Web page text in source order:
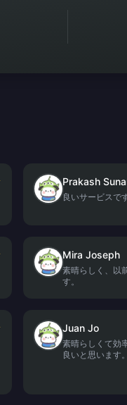
Prakash
良いサービスです
Mira Joseph
素晴らしく、以
す。
Juan Jo
素晴らしくて効
良いと思います。